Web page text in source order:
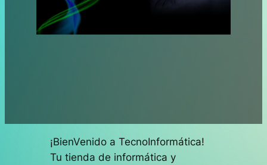
¡BienVenido a TecnoInformática!
Tu tienda de informática y